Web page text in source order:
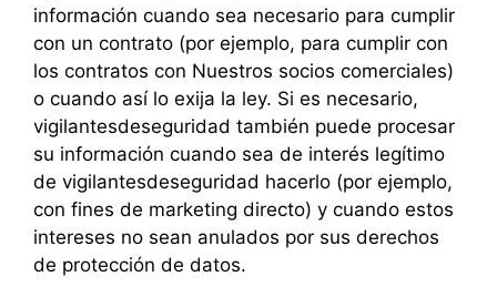
información cuando sea necesario para cumplir
con un contrato (por ejemplo, para cumplir con
los contratos con Nuestros socios comerciales)
o cuando así lo exija la ley. Si es necesario,
vigilantesdeseguridad también puede procesar
su información cuando sea de interés legítimo
de vigilantesdeseguridad hacerlo (por ejemplo,
con fines de marketing directo) y cuando estos
intereses no sean anulados por sus derechos
de protección de datos.